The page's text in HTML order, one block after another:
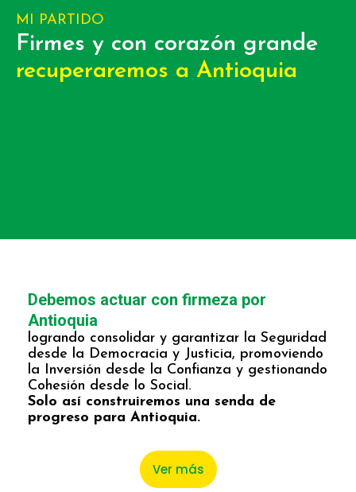
MI PARTIDO
Firmes y con corazón grande​
recuperaremos a Antioquia​
Debemos actuar con firmeza por
Antioquia
logrando consolidar y garantizar la Seguridad
desde la Democracia y Justicia, promoviendo
la Inversión desde la Confianza y gestionando
Cohesión desde lo Social.
Solo así construiremos una senda de
progreso para Antioquia.
Ver más